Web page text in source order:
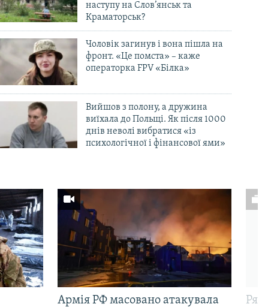
наступу на Слов’янськ та
Краматорськ?
Чоловік загинув і вона пішла на
фронт. «Це помста» – каже
операторка FPV «Білка»
Вийшов з полону, а дружина
виїхала до Польщі. Як після 1000
днів неволі вибратися «із
психологічної і фінансової ями»
Армія РФ масовано атакувала